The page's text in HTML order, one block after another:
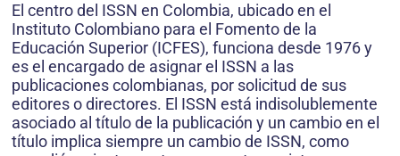
El centro del ISSN en Colombia, ubicado en el
Instituto Colombiano para el Fomento de la
Educación Superior (ICFES), funciona desde 1976 y
es el encargado de asignar el ISSN a las
publicaciones colombianas, por solicitud de sus
editores o directores. El ISSN está indisolublemente
asociado al título de la publicación y un cambio en el
título implica siempre un cambio de ISSN, como